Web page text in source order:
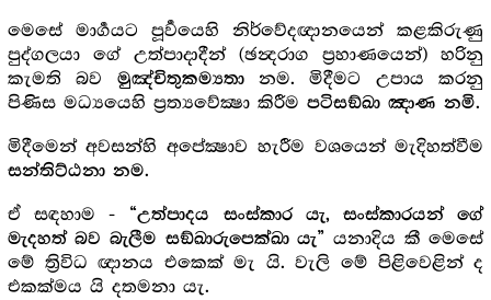
මෙසේ මාර්‍ගයට පූර්‍වයෙහි නිර්වේදඥානයෙන් කළකිරුණු
පුද්ගලයා ගේ උත්පාදාදීන් (ඡන්‍දරාග ප්‍ර‍හාණයෙන්) හරිනු
කැමති බව මුඤ්චිතුකම්‍යතානම. මිදීමට උපාය කරනු
පිණිස මධ්‍යයෙහි ප්‍ර‍ත්‍යවේක්‍ෂා කිරීම පටිසඞ්ඛා ඤාණ නමි.
මිදීමෙන් අවසන්හි අපේක්‍ෂාව හැරීම වශයෙන් මැදිහත්වීම
සන්තිට්ඨනා නම.
ඒ සඳහාම - “උත්පාදය සංස්කාර යැ, සංස්කාරයන් ගේ
මැදහත් බව බැලීම සඞ්ඛාරුපෙක්ඛා යැ” යනාදිය කී මෙසේ
මේ ත්‍රිවිධ ඥානය එකෙක් මැ යි. වැලි මේ පිළිවෙළින් ද
එකක්මය යි දතමනා යැ.